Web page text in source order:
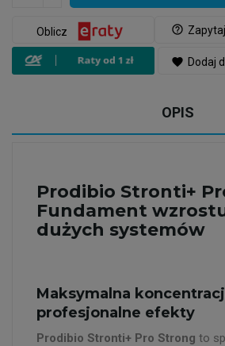
help_outline
Oblicz
favorite Dodaj
OPIS
Prodibio Stronti+
Fundament
dużych systemów
Maksymalna
profesjonalne efekty
Prodibio Stronti+ Pro Strong to